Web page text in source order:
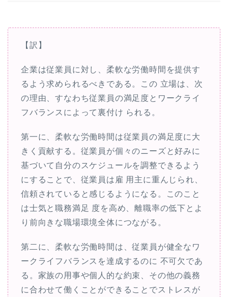
【訳】
企業は従業員に対し、柔軟な労働時間を提供す
るよう求められるべきである。この 立場は、次
の理由、すなわち従業員の満足度とワークライ
フバランスによって裏付け られる。
第一に、柔軟な労働時間は従業員の満足度に大
きく貢献する。従業員が個々のニーズと好みに
基づいて自分のスケジュールを調整できるよう
にすることで、従業員は雇 用主に重んじられ、
信頼されていると感じるようになる。このこと
は士気と職務満足 度を高め、離職率の低下とよ
り前向きな職場環境全体につながる。
第二に、柔軟な労働時間は、従業員が健全なワ
ークライフバランスを達成するのに 不可欠であ
る。家族の用事や個人的な約束、その他の義務
に合わせて働くことができることでストレスが